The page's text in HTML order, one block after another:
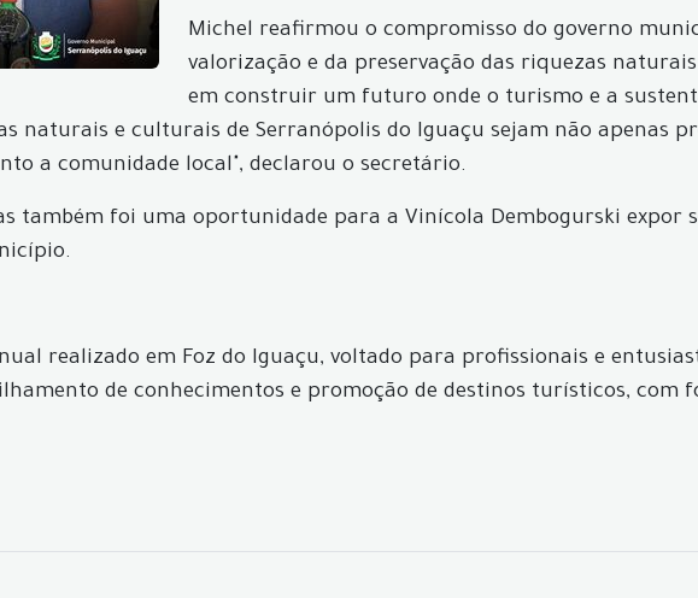
Michel reafirmou o compromisso do governo
valorização e da preservação das riquezas
em construir um futuro onde o turismo e a
naturais e culturais de Serranópolis do Iguaçu sejam não apenas
a comunidade local", declarou o secretário.
também foi uma oportunidade para a Vinícola Dembogurski expor
realizado em Foz do Iguaçu, voltado para profissionais e
de conhecimentos e promoção de destinos turísticos, com